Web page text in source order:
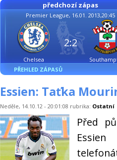
předchozí zápas
Premier League, 16.01. 2013,20:45
Chelsea
2:2
PŘEHLED ZÁPASŮ
Essien: Taťka
Neděle, 14.10.12 - 20:01:08 rubrika: Ostatní
Před